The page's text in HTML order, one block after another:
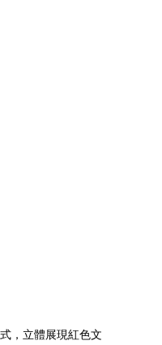
，立體展現紅色文